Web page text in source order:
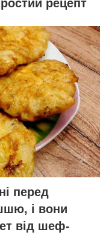
рецепт
перед
і вони
від шеф-